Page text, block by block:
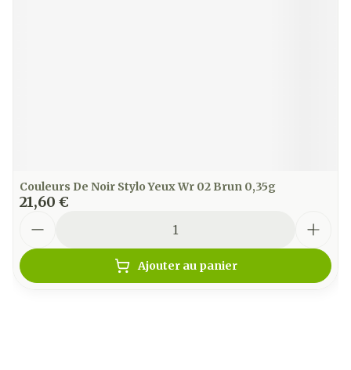
Couleurs De Noir Stylo Yeux Wr 02 Brun 0,35g
21,60 €
Ajouter au panier